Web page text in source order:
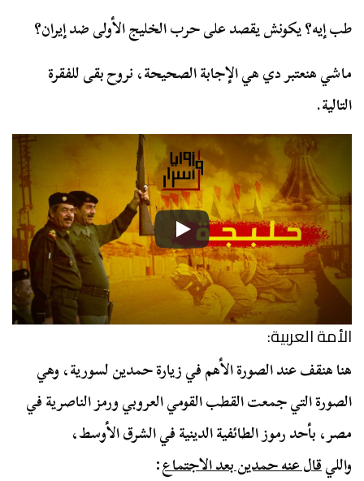
طب إيه؟ يكونش يقصد على حرب الخليج الأولى ضد إيران؟
ماشي هنعتبر دي هي الإجابة الصحيحة، نروح بقى للفقرة
التالية.
الأمة العربية:
هنا هنقف عند الصورة الأهم في زيارة حمدين لسورية، وهي
الصورة التي جمعت القطب القومي العروبي ورمز الناصرية في
مصر، بأحد رموز الطائفية الدينية في الشرق الأوسط،
والليقال عنه حمدين بعد الاجتماع: